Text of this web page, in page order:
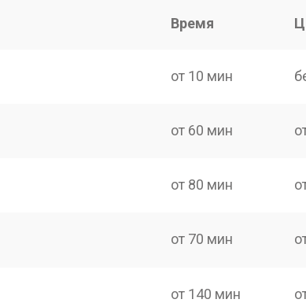
Время
от 10 мин
от 60 мин
от 80 мин
от 70 мин
от 140 мин